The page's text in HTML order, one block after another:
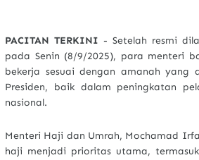
PACITAN TERKINI - Setelah resmi
pada Senin (8/9/2025), para menteri
bekerja sesuai dengan amanah yang
Presiden, baik dalam peningkatan
nasional.
Menteri Haji dan Umrah, Mochamad
haji menjadi prioritas utama,